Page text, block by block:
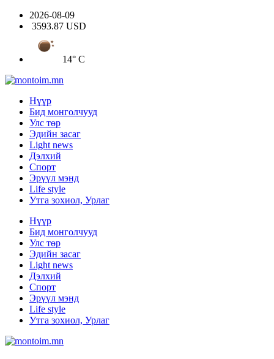
2026-08-09
3593.87 USD
14° C
Нүүр
Бид монголчууд
Улс төр
Эдийн засаг
Light news
Дэлхий
Спорт
Эрүүл мэнд
Life style
Утга зохиол, Урлаг
Нүүр
Бид монголчууд
Улс төр
Эдийн засаг
Light news
Дэлхий
Спорт
Эрүүл мэнд
Life style
Утга зохиол, Урлаг